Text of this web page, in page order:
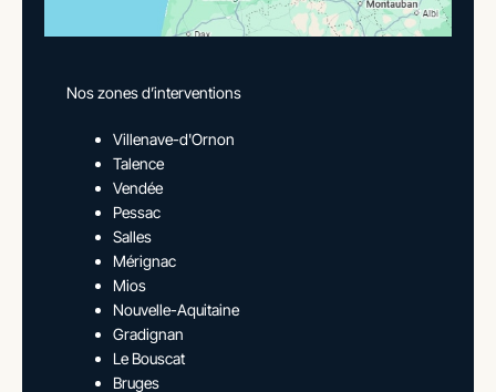
Nos zones d’interventions
Villenave-d'Ornon
Talence
Vendée
Pessac
Salles
Mérignac
Mios
Nouvelle-Aquitaine
Gradignan
Le Bouscat
Bruges